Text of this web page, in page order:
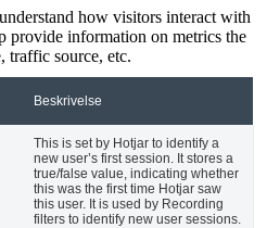
how visitors interact with
provide information on metrics the
traffic source, etc.
Beskrivelse
This is set by Hotjar to identify a
new user’s first session. It stores a
true/false value, indicating whether
this was the first time Hotjar saw
this user. It is used by Recording
filters to identify new user sessions.